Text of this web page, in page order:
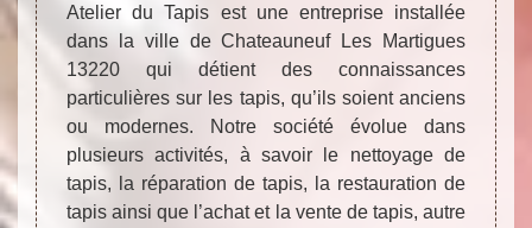
Atelier du Tapis est une entreprise installée
dans la ville de Chateauneuf Les Martigues
13220 qui détient des connaissances
particulières sur les tapis, qu’ils soient anciens
ou modernes. Notre société évolue dans
plusieurs activités, à savoir le nettoyage de
tapis, la réparation de tapis, la restauration de
tapis ainsi que l’achat et la vente de tapis, autre